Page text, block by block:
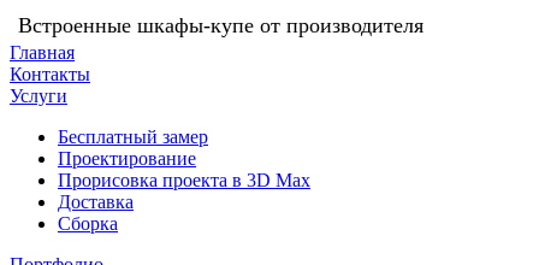
Встроенные шкафы-купе от производителя
Главная
Контакты
Услуги
Бесплатный замер
Проектирование
Прорисовка проекта в 3D Max
Доставка
Сборка